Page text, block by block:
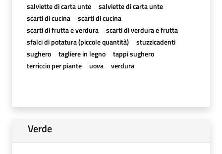
salviette di carta unte
salviette di carta unte
scarti di cucina
scarti di cucina
scarti di frutta e verdura
scarti di verdura e frutta
sfalci di potatura (piccole quantità)
stuzzicadenti
sughero
tagliere in legno
tappi sughero
terriccio per piante
uova verdura
Verde